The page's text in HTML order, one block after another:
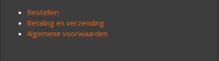
Bestellen
Betaling en verzending
Algemene voorwaarden